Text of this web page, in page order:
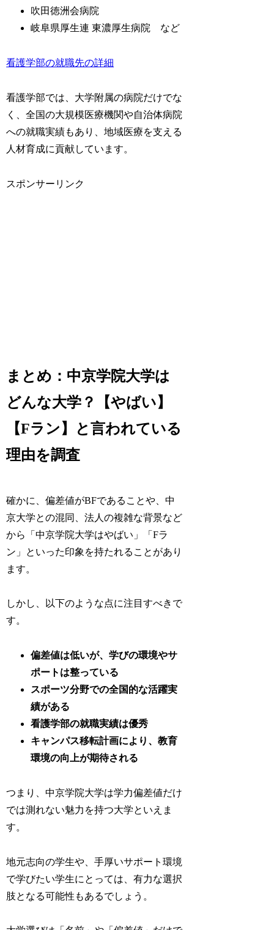
吹田徳洲会病院
岐阜県厚生連 東濃厚生病院 など
看護学部の就職先の詳細
看護学部では、大学附属の病院だけでな
く、全国の大規模医療機関や自治体病院
への就職実績もあり、地域医療を支える
人材育成に貢献しています。
スポンサーリンク
まとめ：中京学院大学は
どんな大学？【やばい】
【Fラン】と言われている
理由を調査
確かに、偏差値がBFであることや、中
京大学との混同、法人の複雑な背景など
から「中京学院大学はやばい」「Fラ
ン」といった印象を持たれることがあり
ます。
しかし、以下のような点に注目すべきで
す。
偏差値は低いが、学びの環境やサ
ポートは整っている
スポーツ分野での全国的な活躍実
績がある
看護学部の就職実績は優秀
キャンパス移転計画により、教育
環境の向上が期待される
つまり、中京学院大学は学力偏差値だけ
では測れない魅力を持つ大学といえま
す。
地元志向の学生や、手厚いサポート環境
で学びたい学生にとっては、有力な選択
肢となる可能性もあるでしょう。